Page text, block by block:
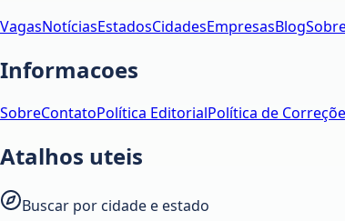
VagasNotíciasEstadosCidadesEmpresasBlog
Informacoes
SobreContatoPolítica EditorialPolítica de
Atalhos uteis
Buscar por cidade e estado